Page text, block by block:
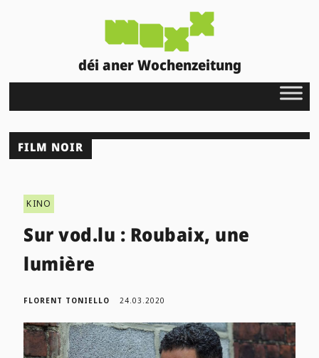
déi aner Wochenzeitung
FILM NOIR
KINO
Sur vod.lu : Roubaix, une
lumière
FLORENT TONIELLO 24.03.2020